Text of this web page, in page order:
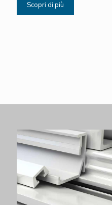
Scopri di più